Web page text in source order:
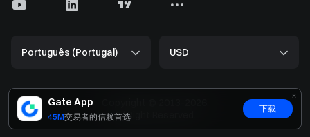
Gate App
45M交易者的信赖首选
下载
Política de cookies
Comprovativo de Reservas
Segurança
GateToken (GT)
Alpha
Gate Pay
Tarifas
Pedido de listagem
Desenvolvedores (API)
Verificação de Pesquisa
Atualização do ETH
Big Data
Português (Portugal) USD
All Right Reserved.